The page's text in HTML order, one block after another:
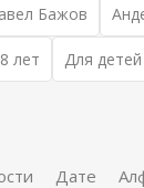
Бажов
лет Для
Дате